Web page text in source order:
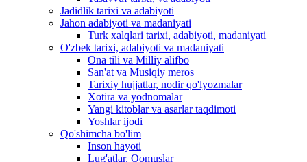
Jadidlik tarixi va adabiyoti
Jahon adabiyoti va madaniyati
Turk xalqlari tarixi, adabiyoti, madaniyati
O'zbek tarixi, adabiyoti va madaniyati
Ona tili va Milliy alifbo
San'at va Musiqiy meros
Tarixiy hujjatlar, nodir qo'lyozmalar
Xotira va yodnomalar
Yangi kitoblar va asarlar taqdimoti
Yoshlar ijodi
Qo'shimcha bo'lim
Inson hayoti
Lug'atlar, Qomuslar